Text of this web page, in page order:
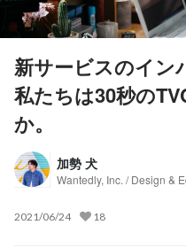
新サービスのイン
私たちは30秒の
か。
加勢 犬
Wantedly, Inc. / Design &
2021/06/24 18